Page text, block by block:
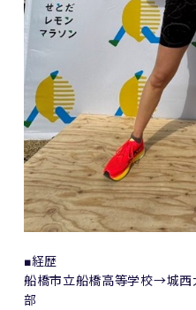
■経歴
船橋市立船橋高等学校→城
部